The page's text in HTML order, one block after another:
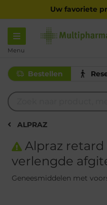
Uw favoriete
Menu
Bestellen
ALPRAZ
Alpraz
verlengde
Geneesmiddelen met